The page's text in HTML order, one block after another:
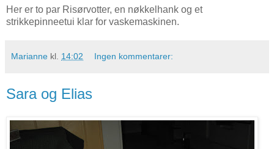
Her er to par Risørvotter, en nøkkelhank og et
strikkepinneetui klar for vaskemaskinen.
Marianne kl. 14:02 Ingen kommentarer:
Sara og Elias